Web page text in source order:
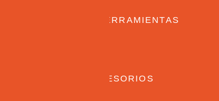
PORTA HERRAMIENTAS
ACCESORIOS